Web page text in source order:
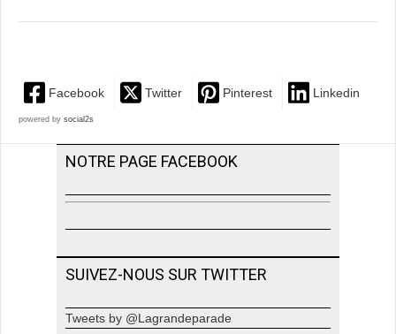
Facebook Twitter Pinterest Linkedin
powered by social2s
NOTRE PAGE FACEBOOK
SUIVEZ-NOUS SUR TWITTER
Tweets by @Lagrandeparade